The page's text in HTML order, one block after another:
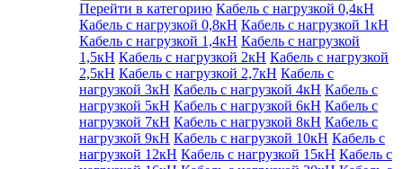
Перейти в категорию Кабель с нагрузкой 0,4кН
Кабель с нагрузкой 0,8кН Кабель с нагрузкой 1кН
Кабель с нагрузкой 1,4кН Кабель с нагрузкой
1,5кН Кабель с нагрузкой 2кН Кабель с нагрузкой
2,5кН Кабель с нагрузкой 2,7кН Кабель с
нагрузкой 3кН Кабель с нагрузкой 4кН Кабель с
нагрузкой 5кН Кабель с нагрузкой 6кН Кабель с
нагрузкой 7кН Кабель с нагрузкой 8кН Кабель с
нагрузкой 9кН Кабель с нагрузкой 10кН Кабель с
нагрузкой 12кН Кабель с нагрузкой 15кН Кабель с